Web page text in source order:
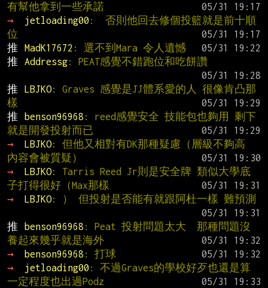
有幫他拿到一些承諾
→
jetloading00 :  否則他回去修個投籃就是前十順
位
推
MadK17672 : 選不到Mara 令人遺憾
推
Addressg: PEAT感覺不錯跑位和吃餅讚
推
LBJKO: Graves 感覺是JJ體系愛的人 很像肯凸那
樣
推
benson96968 : reed感覺安全 技能包也夠用 剩下
就是開發投射而已
→
LBJKO: 但他又相對有DK那種疑慮（層級不夠高
內容會被質疑）
→
LBJKO: Tarris Reed Jr則是安全牌 類似大學底
子打得很好（Max那樣
→
LBJKO: ） 但投射是否能有就跟阿杜一樣 難預測
推
benson96968 : Peat 投射問題太大  那種問題沒
養起來幾乎就是海外
→
benson96968 : 打球
→
jetloading00 : 不過Graves的學校好歹也還是算
一定程度也出過Podz